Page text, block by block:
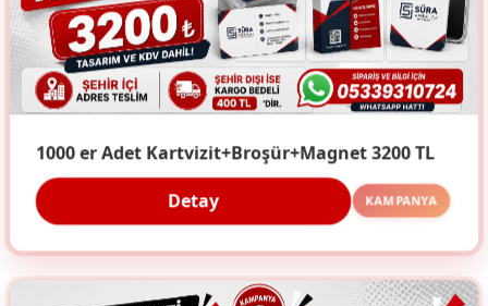
1000 er Adet Kartvizit+Broşür+Magnet 3200 TL
Detay KAMPANYA